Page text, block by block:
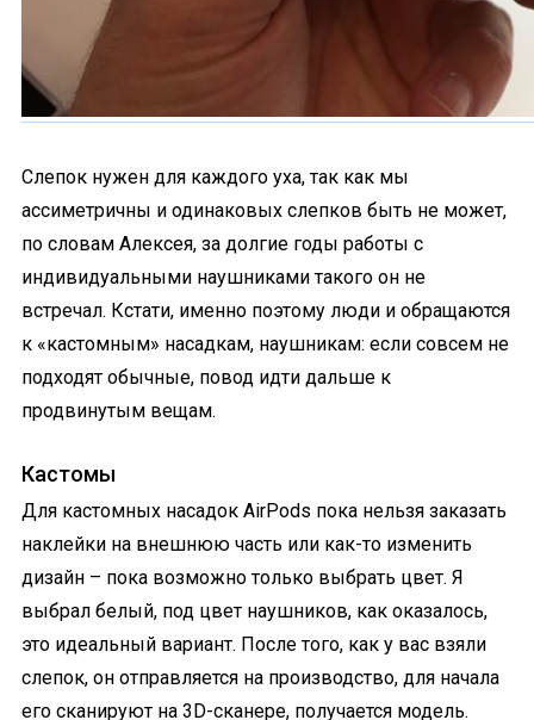
Слепок нужен для каждого уха, так как мы
ассиметричны и одинаковых слепков быть не может,
по словам Алексея, за долгие годы работы с
индивидуальными наушниками такого он не
встречал. Кстати, именно поэтому люди и обращаются
к «кастомным» насадкам, наушникам: если совсем не
подходят обычные, повод идти дальше к
продвинутым вещам.
Кастомы
Для кастомных насадок AirPods пока нельзя заказать
наклейки на внешнюю часть или как-то изменить
дизайн – пока возможно только выбрать цвет. Я
выбрал белый, под цвет наушников, как оказалось,
это идеальный вариант. После того, как у вас взяли
слепок, он отправляется на производство, для начала
его сканируют на 3D-сканере, получается модель.